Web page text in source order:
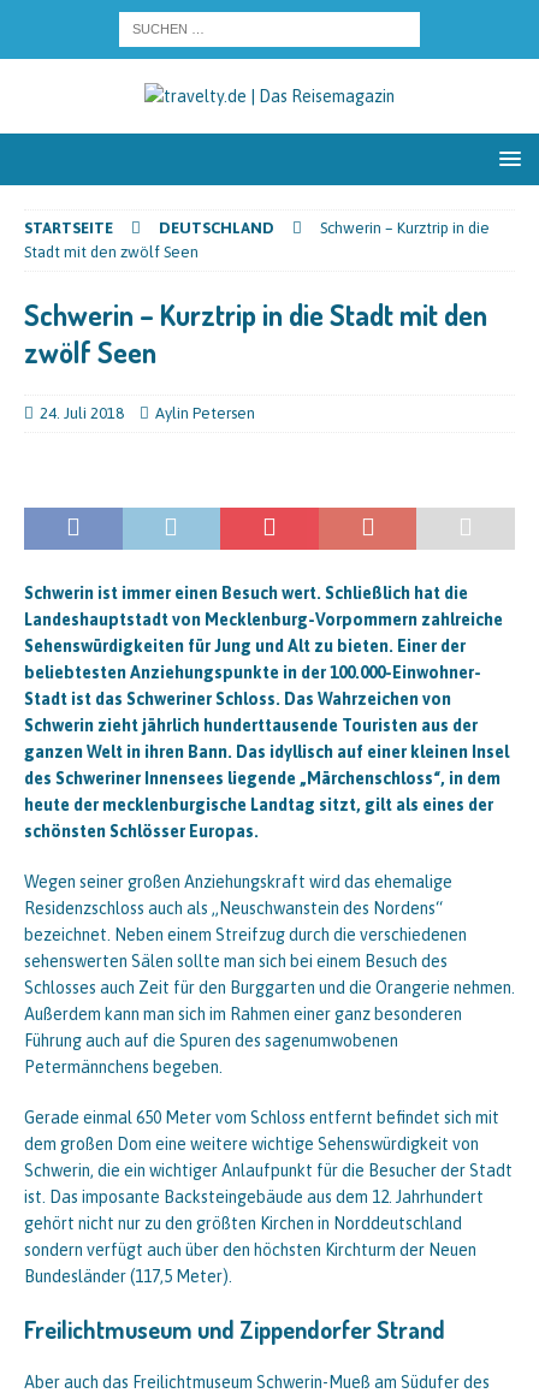
STARTSEITE DEUTSCHLAND
Schwerin – Kurztrip in die
Stadt mit den zwölf Seen
Schwerin – Kurztrip in die Stadt mit den
zwölf Seen
24. Juli 2018 Aylin Petersen
Schwerin ist immer einen Besuch wert. Schließlich hat die
Landeshauptstadt von Mecklenburg-Vorpommern zahlreiche
Sehenswürdigkeiten für Jung und Alt zu bieten. Einer der
beliebtesten Anziehungspunkte in der 100.000-Einwohner-
Stadt ist das Schweriner Schloss. Das Wahrzeichen von
Schwerin zieht jährlich hunderttausende Touristen aus der
ganzen Welt in ihren Bann. Das idyllisch auf einer kleinen Insel
des Schweriner Innensees liegende „Märchenschloss“, in dem
heute der mecklenburgische Landtag sitzt, gilt als eines der
schönsten Schlösser Europas.
Wegen seiner großen Anziehungskraft wird das ehemalige
Residenzschloss auch als „Neuschwanstein des Nordens“
bezeichnet. Neben einem Streifzug durch die verschiedenen
sehenswerten Sälen sollte man sich bei einem Besuch des
Schlosses auch Zeit für den Burggarten und die Orangerie nehmen.
Außerdem kann man sich im Rahmen einer ganz besonderen
Führung auch auf die Spuren des sagenumwobenen
Petermännchens begeben.
Gerade einmal 650 Meter vom Schloss entfernt befindet sich mit
dem großen Dom eine weitere wichtige Sehenswürdigkeit von
Schwerin, die ein wichtiger Anlaufpunkt für die Besucher der Stadt
ist. Das imposante Backsteingebäude aus dem 12. Jahrhundert
gehört nicht nur zu den größten Kirchen in Norddeutschland
sondern verfügt auch über den höchsten Kirchturm der Neuen
Bundesländer (117,5 Meter).
Freilichtmuseum und Zippendorfer Strand
Aber auch das Freilichtmuseum Schwerin-Mueß am Südufer des